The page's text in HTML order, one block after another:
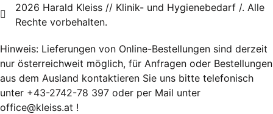
2026 Harald Kleiss // Klinik- und Hygienebedarf /. Alle
Rechte vorbehalten.
Hinweis: Lieferungen von Online-Bestellungen sind derzeit
nur österreichweit möglich, für Anfragen oder Bestellungen
aus dem Ausland kontaktieren Sie uns bitte telefonisch
unter +43-2742-78 397 oder per Mail unter
office@kleiss.at !